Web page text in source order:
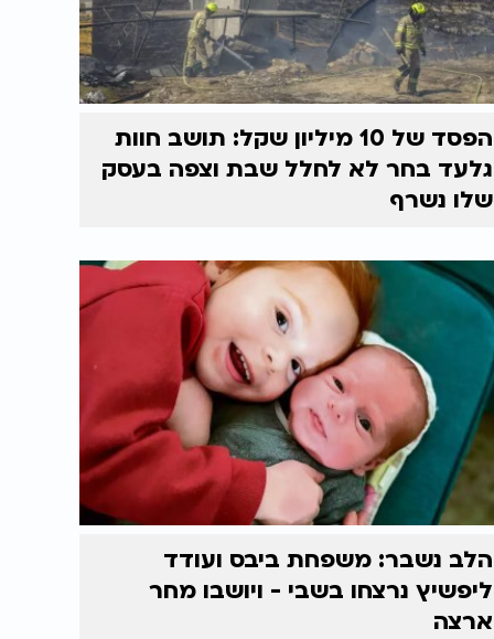
הפסד של 10 מיליון שקל: תושב חוות
גלעד בחר לא לחלל שבת וצפה בעסק
שלו נשרף
הלב נשבר: משפחת ביבס ועודד
ליפשיץ נרצחו בשבי - ויושבו מחר
ארצה